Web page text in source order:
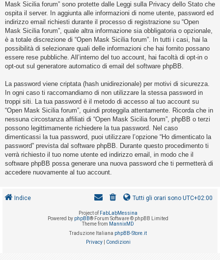
A
r
g
o
m
e
n
t
i
a
t
t
i
v
i
Mask Sicilia forum” sono protette dalle Leggi sulla Privacy dello Stato che
ospita il server. In aggiunta alle informazioni di nome utente, password ed
indirizzo email richiesti durante il processo di registrazione su “Open
Mask Sicilia forum”, quale altra informazione sia obbligatoria o opzionale,
è a totale discrezione di “Open Mask Sicilia forum”. In tutti i casi, hai la
possibilità di selezionare quali delle informazioni che hai fornito possano
essere rese pubbliche. All’interno del tuo account, hai facoltà di opt-in o
opt-out sul generatore automatico di email del software phpBB.
La password viene criptata (hash unidirezionale) per motivi di sicurezza.
In ogni caso ti raccomandiamo di non utilizzare la stessa password in
troppi siti. La tua password è il metodo di accesso al tuo account su
“Open Mask Sicilia forum”, quindi proteggila attentamente. Ricorda che in
nessuna circostanza affiliati di “Open Mask Sicilia forum”, phpBB o terzi
possono legittimamente richiedere la tua password. Nel caso
dimenticassi la tua password, puoi utilizzare l’opzione “Ho dimenticato la
password” prevista dal software phpBB. Durante questo procedimento ti
verrà richiesto il tuo nome utente ed indirizzo email, in modo che il
software phpBB possa generare una nuova password che ti permetterà di
accedere nuovamente al tuo account.
Indice Tutti gli orari sono UTC+02:00
Project of FabLabMessina
Powered by phpBB® Forum Software © phpBB Limited
Theme from MannixMD
Traduzione Italiana phpBB-Store.it
Privacy| Condizioni